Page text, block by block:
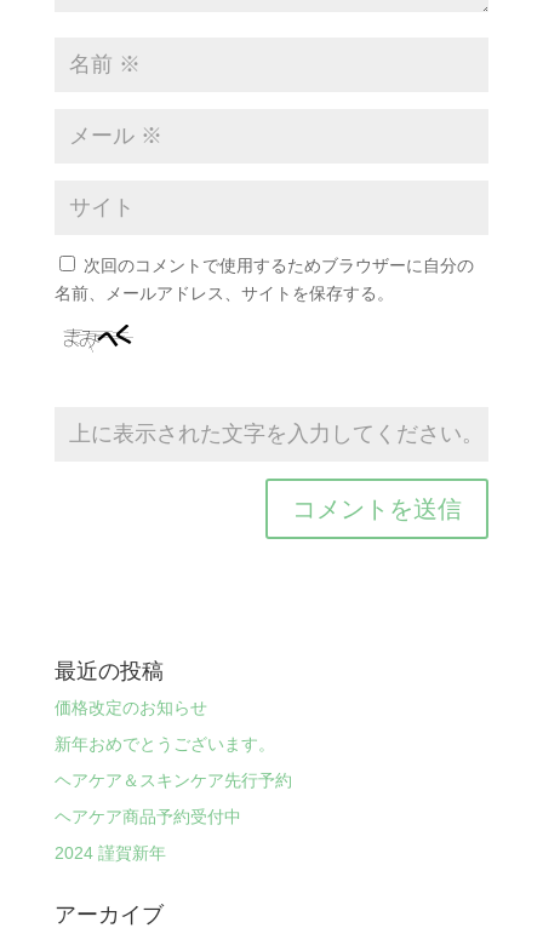
次回のコメントで使用するためブラウザーに自分の
名前、メールアドレス、サイトを保存する。
最近の投稿
価格改定のお知らせ
新年おめでとうございます。
ヘアケア＆スキンケア先行予約
ヘアケア商品予約受付中
2024 謹賀新年
アーカイブ